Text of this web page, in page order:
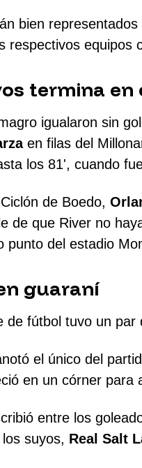
bien
respectivos
termina en
igualaron sin
en filas del
los 81', cuando
de Boedo,
de que River no
del estadio
guaraní
de fútbol tuvo un
el único del
en un córner
entre los
suyos, Real Salt